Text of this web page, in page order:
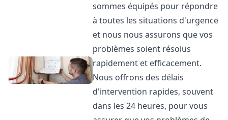
sommes équipés pour répondre
à toutes les situations d'urgence
et nous nous assurons que vos
problèmes soient résolus
rapidement et efficacement.
Nous offrons des délais
d'intervention rapides, souvent
dans les 24 heures, pour vous